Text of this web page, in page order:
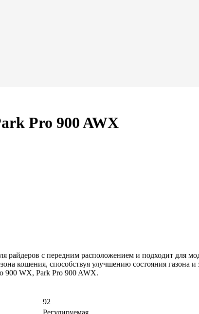
Pro 900 AWX
райдеров с передним расположением и подходит для
кошения, способствуя улучшению состояния газона
900 WX, Park Pro 900 AWX.
92
Регулируемая